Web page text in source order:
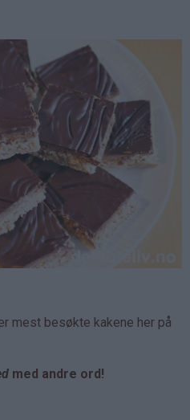
mest besøkte kakene her på
med andre ord!